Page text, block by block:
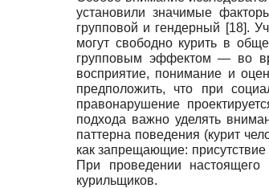
установили значимые
групповой и гендерный [18].
могут свободно курить в
групповым эффектом — во
восприятие, понимание и
предположить, что при
правонарушение
подхода важно уделять
паттерна поведения (курит
как запрещающие:
При проведении настоящего
курильщиков.